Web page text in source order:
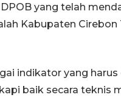
yang telah
Kabupaten
indikator yang
baik secara teknis